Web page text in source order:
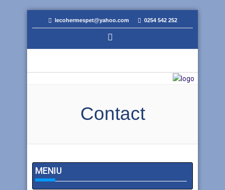
lecohermespet@yahoo.com 0254 542 252
Contact
MENIU